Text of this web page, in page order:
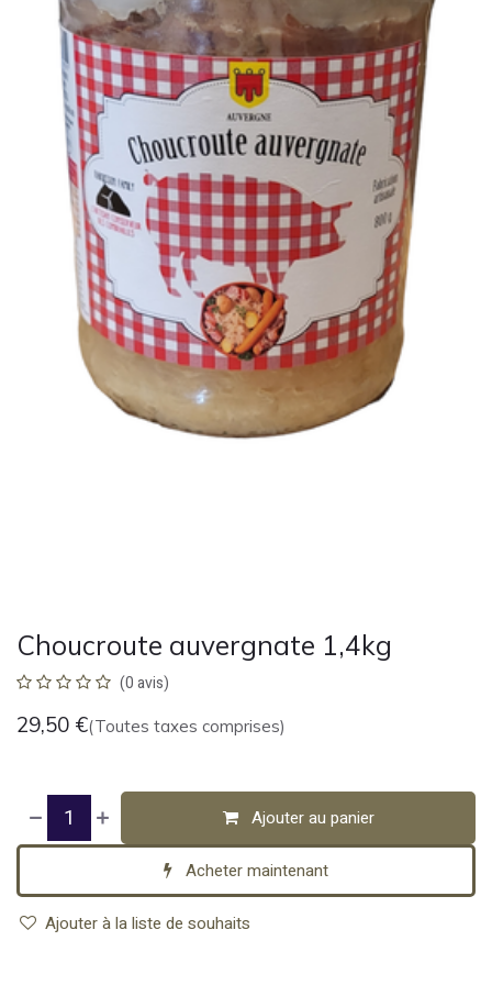
Choucroute auvergnate 1,4kg
(0 avis)
29,50 €(Toutes taxes comprises)
Ajouter au panier
Acheter maintenant
Ajouter à la liste de souhaits